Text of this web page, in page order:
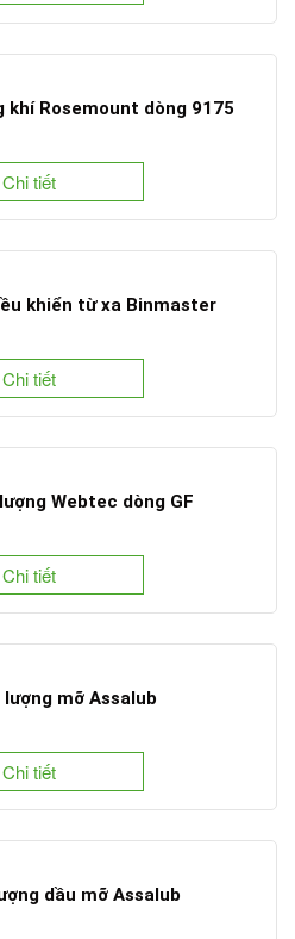
khí Rosemount dòng 9175
Chi tiết
khiển từ xa Binmaster
Chi tiết
Webtec dòng GF
Chi tiết
mỡ Assalub
Chi tiết
dầu mỡ Assalub